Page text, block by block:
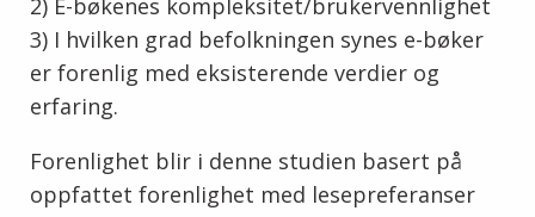
3) I hvilken grad befolkningen synes e-bøker
er forenlig med eksisterende verdier og
erfaring.
Forenlighet blir i denne studien basert på
oppfattet forenlighet med lesepreferanser